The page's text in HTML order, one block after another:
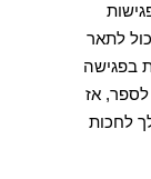
לתאר
בפגישה
אז
לחכות